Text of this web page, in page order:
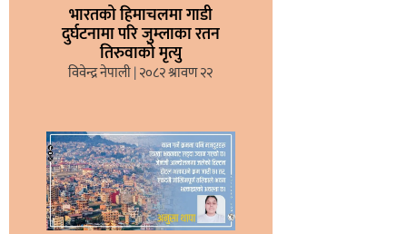
भारतको हिमाचलमा गाडी
दुर्घटनामा परि जुम्लाका रतन
तिरुवाको मृत्यु
विवेन्द्र नेपाली २०८२ श्रावण २२